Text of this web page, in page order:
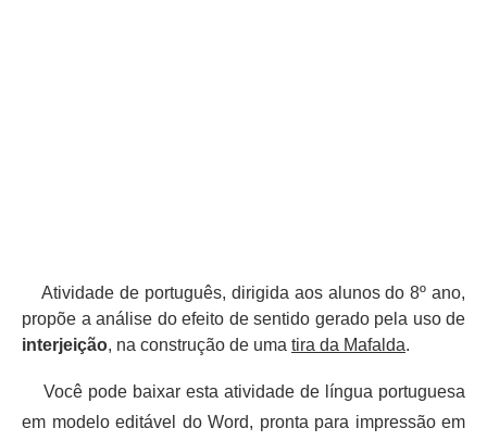
Atividade de português, dirigida aos alunos do 8º ano,
propõe a análise do efeito de sentido gerado pela uso de
interjeição, na construção de uma tira da Mafalda.
Você pode baixar esta atividade de língua portuguesa
em modelo editável do Word, pronta para impressão em